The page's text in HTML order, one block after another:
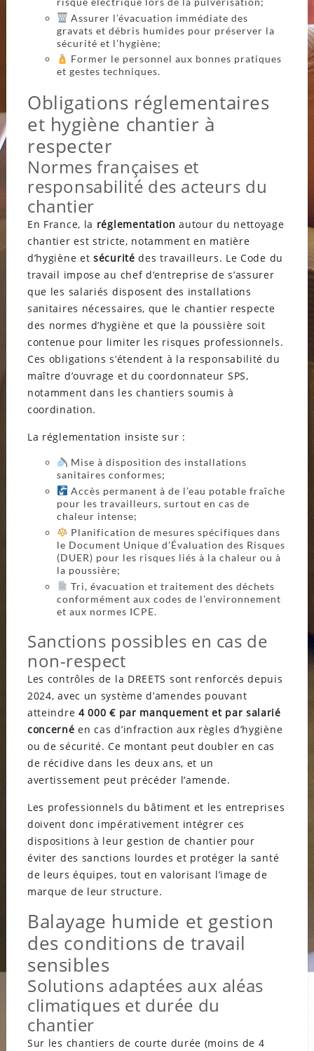
Assurer l’évacuation immédiate des
gravats et débris humides pour préserver la
sécurité et l’hygiène;
Former le personnel aux bonnes pratiques
et gestes techniques.
Obligations réglementaires
et hygiène chantier à
respecter
Normes françaises et
responsabilité des acteurs du
chantier
En France, la réglementation autour du nettoyage
chantier est stricte, notamment en matière
d’hygiène etsécurité des travailleurs. Le Code du
travail impose au chef d’entreprise de s’assurer
que les salariés disposent des installations
sanitaires nécessaires, que le chantier respecte
des normes d’hygiène et que la poussière soit
contenue pour limiter les risques professionnels.
Ces obligations s’étendent à la responsabilité du
maître d’ouvrage et du coordonnateur SPS,
notamment dans les chantiers soumis à
coordination.
La réglementation insiste sur :
Mise à disposition des installations
sanitaires conformes;
Accès permanent à de l’eau potable fraîche
pour les travailleurs, surtout en cas de
chaleur intense;
Planification de mesures spécifiques dans
le Document Unique d’Évaluation des Risques
(DUER) pour les risques liés à la chaleur ou à
la poussière;
Tri, évacuation et traitement des déchets
conformément aux codes de l’environnement
et aux normes ICPE.
Sanctions possibles en cas de
non-respect
Les contrôles de la DREETS sont renforcés depuis
2024, avec un système d’amendes pouvant
atteindre 4 000 € par manquement et par salarié
concerné en cas d’infraction aux règles d’hygiène
ou de sécurité. Ce montant peut doubler en cas
de récidive dans les deux ans, et un
avertissement peut précéder l’amende.
Les professionnels du bâtiment et les entreprises
doivent donc impérativement intégrer ces
dispositions à leur gestion de chantier pour
éviter des sanctions lourdes et protéger la santé
de leurs équipes, tout en valorisant l’image de
marque de leur structure.
Balayage humide et gestion
des conditions de travail
sensibles
Solutions adaptées aux aléas
climatiques et durée du
chantier
Sur les chantiers de courte durée (moins de 4